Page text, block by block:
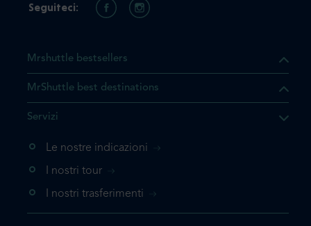
il prodotto che state
nuovamente, la
Mrshuttle bestsellers
MrShuttle best destinations
Servizi
Le nostre indicazioni
I nostri tour
I nostri trasferimenti
Seguiteci: